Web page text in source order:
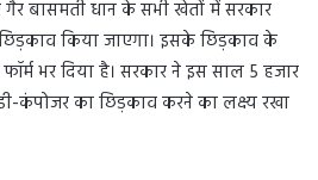
बासमती धान के सभी खेतों में सरकार
किया जाएगा। इसके छिड़काव के
भर दिया है। सरकार ने इस साल 5 हजार
कंपोजर का छिड़काव करने का लक्ष्य रखा